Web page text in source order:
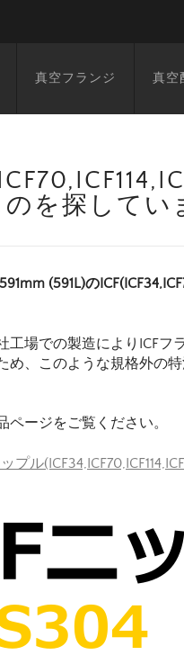
真空フランジ 真空
を探してい
(591L)の
工場での製造によりICFフ
め、このような規格外の
ページをご覧ください。
プル